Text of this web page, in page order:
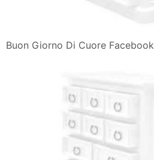
Buon Giorno Di Cuore Facebook